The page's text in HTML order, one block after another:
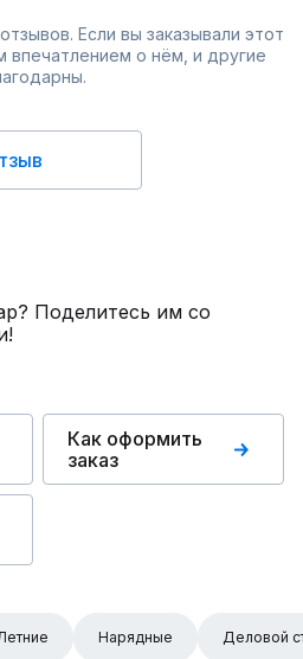
Если вы заказывали этот
впечатлением о нём, и другие
Поделитесь им со
Как оформить
заказ
Нарядные Деловой